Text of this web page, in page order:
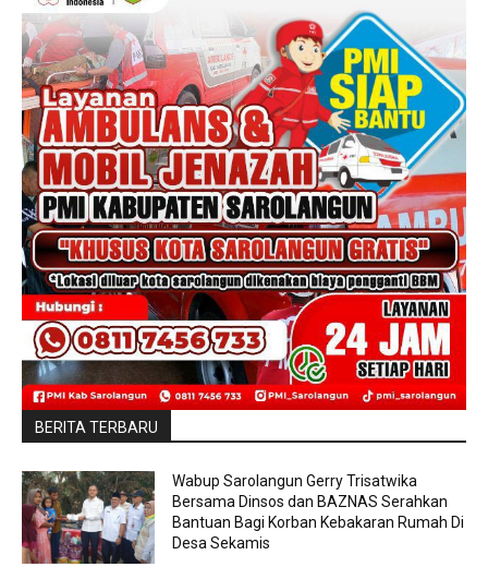
BERITA TERBARU
Wabup Sarolangun Gerry Trisatwika
Bersama Dinsos dan BAZNAS Serahkan
Bantuan Bagi Korban Kebakaran Rumah Di
Desa Sekamis